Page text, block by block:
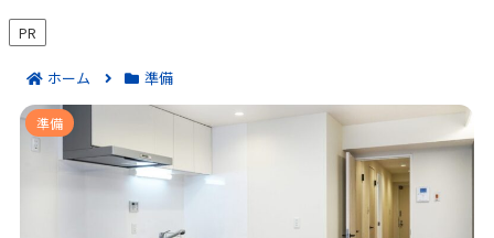
PR
ホーム 準備
引っ越しする子供へのプレゼント選び｜年齢別おすす
め＆喜ばれる渡し方ポイント
準備